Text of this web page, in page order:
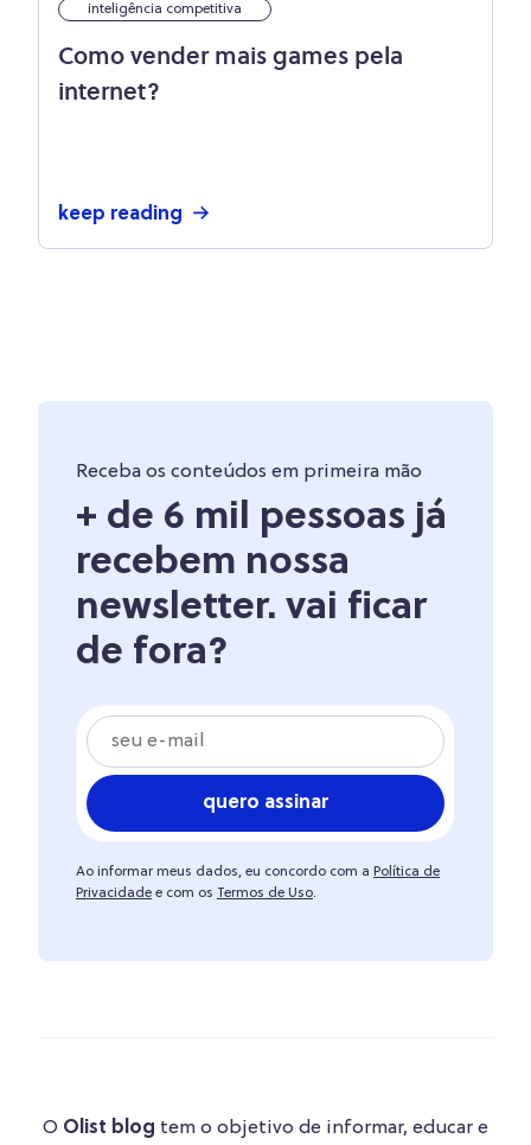
inteligência competitiva
Como vender mais games pela
internet?
keep reading
Receba os conteúdos em primeira mão
+ de 6 mil pessoas já
recebem nossa
newsletter. vai ficar
de fora?
quero assinar
Ao informar meus dados, eu concordo com a Política de
Privacidade e com os Termos de Uso.
O Olist blog tem o objetivo de informar, educar e